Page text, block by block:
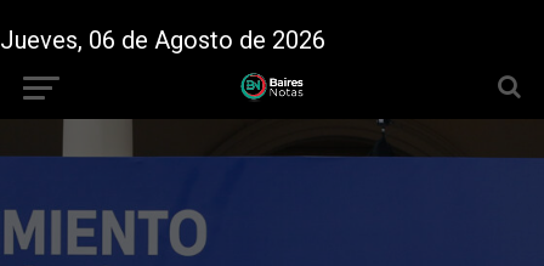
Jueves, 06 de Agosto de 2026